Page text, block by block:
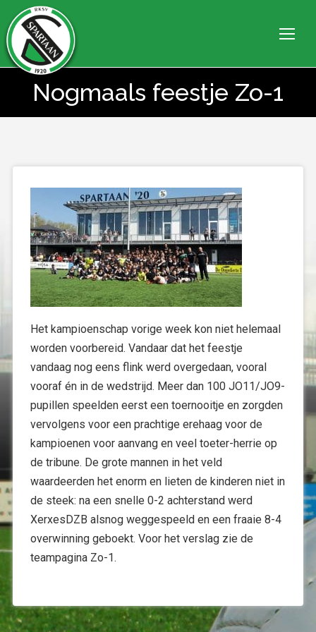
Nogmaals feestje Zo-1
Je bent hier:
Het kampioenschap vorige week kon niet helemaal
worden voorbereid. Vandaar dat het feestje
vandaag nog eens flink werd overgedaan, vooral
vooraf én in de wedstrijd. Meer dan 100 JO11/JO9-
pupillen speelden eerst een toernooitje en zorgden
vervolgens voor een prachtige erehaag voor de
kampioenen voor aanvang en veel toeter-herrie op
de tribune. De grote mannen in het veld
waardeerden het enorm en lieten de kinderen niet in
de steek: na een snelle 0-2 achterstand werd
XerxesDZB alsnog weggespeeld en een fraaie 8-4
overwinning geboekt. Voor het verslag zie de
teampagina Zo-1.